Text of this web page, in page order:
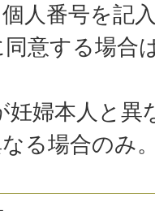
人番号を記
意する場合
妊婦本人と異
る場合のみ